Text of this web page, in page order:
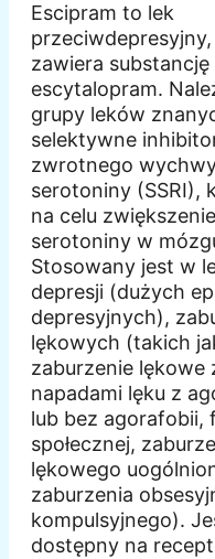
Escipram to lek
zawiera
escytalopram.
grupy leków
selektywne
zwrotnego
serotoniny (SSRI),
na celu
serotoniny w
Stosowany jest w
depresji (dużych
depresyjnych),
lękowych (takich
zaburzenie lękowe
napadami lęku z
lub bez agorafobii,
społecznej,
lękowego
zaburzenia
kompulsyjnego).
dostępny na